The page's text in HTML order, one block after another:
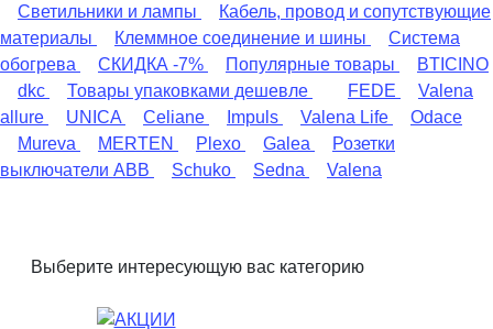
Светильники и лампы
Кабель, провод и сопутствующие
материалы
Клеммное соединение и шины
Система
обогрева
СКИДКА -7% Популярные товары
BTICINO
dkc
Товары упаковками дешевле FEDE
Valena
allure
UNICA Celiane Impuls Valena Life
Odace
Mureva
MERTEN Plexo Galea
Розетки
выключатели ABB
Schuko Sedna Valena
Выберите интересующую вас категорию